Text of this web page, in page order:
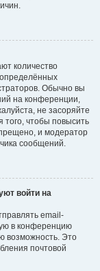
количество
Обычно вы
на конференции,
не засоряйте
чтобы повысить
и модератор
сообщений.
войти на
email-
в конференцию
возможность. Это
почтовой